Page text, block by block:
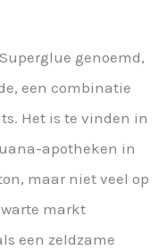
genoemd,
een combinatie
Het is te vinden in
apotheken in
maar niet veel op
markt
een zeldzame